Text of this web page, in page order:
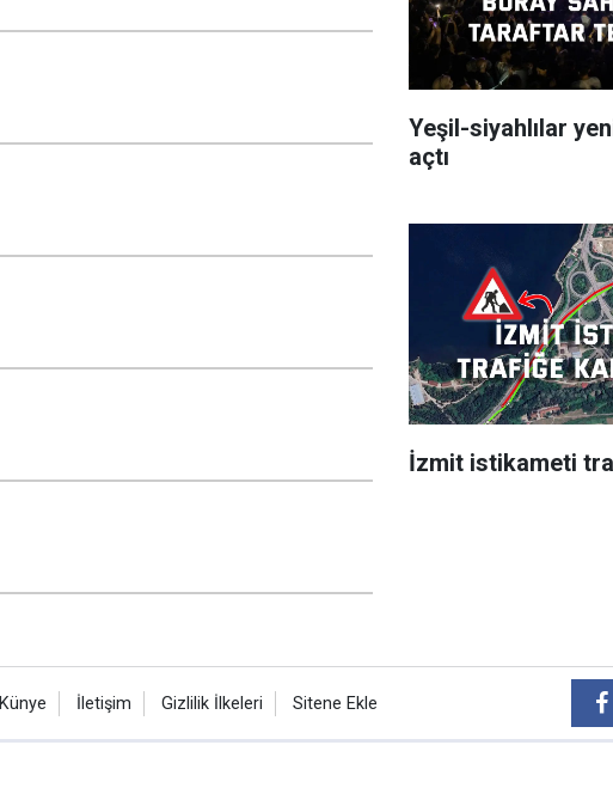
Yeşil-siyahlılar
açtı
İzmit istikameti
Künye İletişim Gizlilik İlkeleri Sitene Ekle